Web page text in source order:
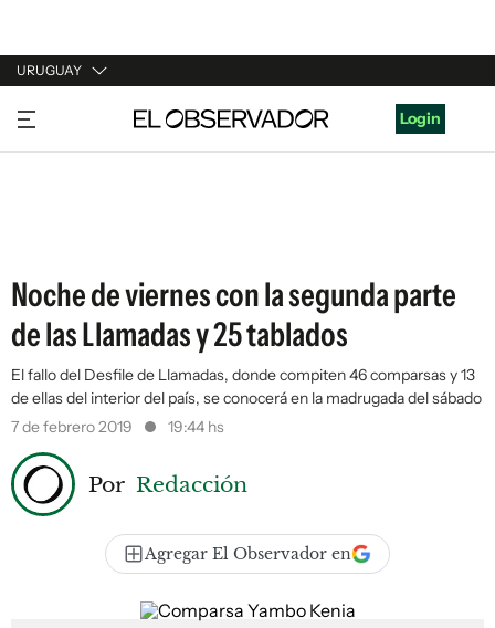
URUGUAY
URUGUAY
ARGENTINA
Login
Noche de viernes con la segunda parte
de las Llamadas y 25 tablados
El fallo del Desfile de Llamadas, donde compiten 46 comparsas y 13
de ellas del interior del país, se conocerá en la madrugada del sábado
7 de febrero 2019
19:44 hs
Por Redacción
Agregar El Observador en